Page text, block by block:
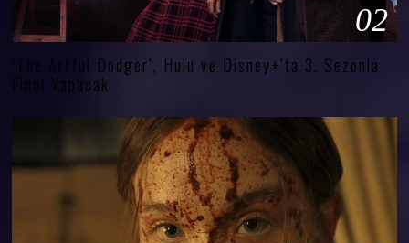
02
‘The Artful Dodger’, Hulu ve Disney+’ta 3. Sezonla
Final Yapacak